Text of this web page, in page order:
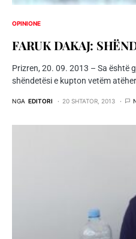
OPINIONE
FARUK DAKAJ:
Prizren, 20. 09. 2013 – Sa është
shëndetësi e kupton vetëm
NGA EDITORI 20 SHTATOR, 2013